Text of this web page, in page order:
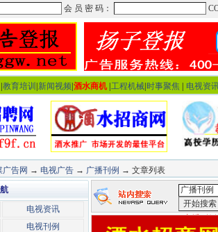
教育培训 新闻视频 酒水商机 工程机械 时事聚焦 电视资
广告网 → 电视广告 → 广播刊例 → 文章列表
<广播刊
电视资讯
电视刊例